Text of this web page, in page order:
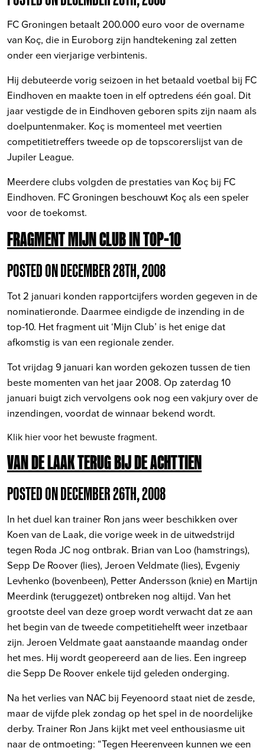
FC Groningen betaalt 200.000 euro voor de overname
van Koç, die in Euroborg zijn handtekening zal zetten
onder een vierjarige verbintenis.
Hij debuteerde vorig seizoen in het betaald voetbal bij FC
Eindhoven en maakte toen in elf optredens één goal. Dit
jaar vestigde de in Eindhoven geboren spits zijn naam als
doelpuntenmaker. Koç is momenteel met veertien
competitietreffers tweede op de topscorerslijst van de
Jupiler League.
Meerdere clubs volgden de prestaties van Koç bij FC
Eindhoven. FC Groningen beschouwt Koç als een speler
voor de toekomst.
FRAGMENT MIJN CLUB IN TOP-10
POSTED ON DECEMBER 28TH, 2008
Tot 2 januari konden rapportcijfers worden gegeven in de
nominatieronde. Daarmee eindigde de inzending in de
top-10. Het fragment uit ‘Mijn Club’ is het enige dat
afkomstig is van een regionale zender.
Tot vrijdag 9 januari kan worden gekozen tussen de tien
beste momenten van het jaar 2008. Op zaterdag 10
januari buigt zich vervolgens ook nog een vakjury over de
inzendingen, voordat de winnaar bekend wordt.
Klik hier voor het bewuste fragment.
VAN DE LAAK TERUG BIJ DE ACHTTIEN
POSTED ON DECEMBER 26TH, 2008
In het duel kan trainer Ron jans weer beschikken over
Koen van de Laak, die vorige week in de uitwedstrijd
tegen Roda JC nog ontbrak. Brian van Loo (hamstrings),
Sepp De Roover (lies), Jeroen Veldmate (lies), Evgeniy
Levhenko (bovenbeen), Petter Andersson (knie) en Martijn
Meerdink (teruggezet) ontbreken nog altijd. Van het
grootste deel van deze groep wordt verwacht dat ze aan
het begin van de tweede competitiehelft weer inzetbaar
zijn. Jeroen Veldmate gaat aanstaande maandag onder
het mes. Hij wordt geopereerd aan de lies. Een ingreep
die Sepp De Roover enkele tijd geleden onderging.
Na het verlies van NAC bij Feyenoord staat niet de zesde,
maar de vijfde plek zondag op het spel in de noordelijke
derby. Trainer Ron Jans kijkt met veel enthousiasme uit
naar de ontmoeting: “Tegen Heerenveen kunnen we een